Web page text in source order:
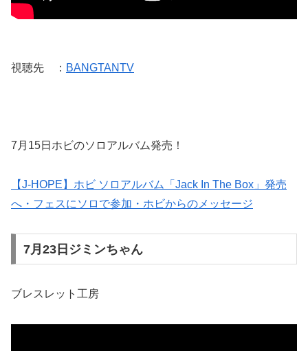
視聴先 ： BANGTANTV
7月15日ホビのソロアルバム発売！
【J-HOPE】ホビ ソロアルバム「Jack In The Box」発売
へ・フェスにソロで参加・ホビからのメッセージ
7月23日ジミンちゃん
ブレスレット工房